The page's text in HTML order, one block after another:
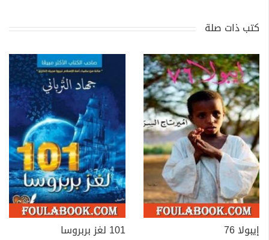
كتب ذات صلة
إيبولا 76
101 لغز بربروسا